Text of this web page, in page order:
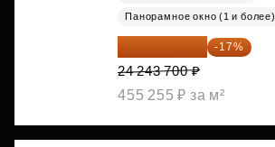
Панорамное окно (1 и более)
20 122 271 ₽ -17%
24 243 700 ₽
455 255 ₽ за м²